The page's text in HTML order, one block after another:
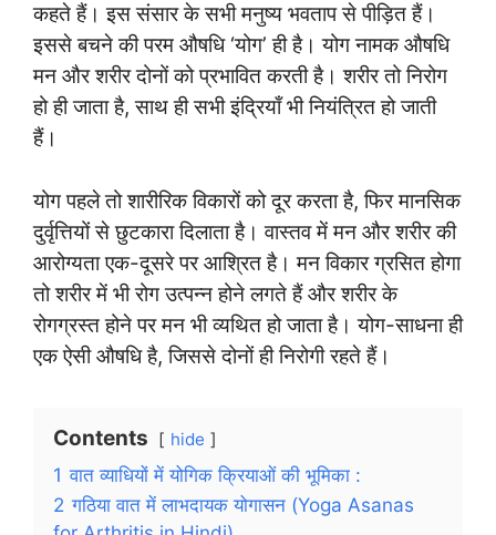
कहते हैं। इस संसार के सभी मनुष्य भवताप से पीड़ित हैं।
इससे बचने की परम औषधि ‘योग’ ही है। योग नामक औषधि
मन और शरीर दोनों को प्रभावित करती है। शरीर तो निरोग
हो ही जाता है, साथ ही सभी इंद्रियाँ भी नियंत्रित हो जाती
हैं।
योग पहले तो शारीरिक विकारों को दूर करता है, फिर मानसिक
दुर्वृत्तियों से छुटकारा दिलाता है। वास्तव में मन और शरीर की
आरोग्यता एक-दूसरे पर आश्रित है। मन विकार ग्रसित होगा
तो शरीर में भी रोग उत्पन्न होने लगते हैं और शरीर के
रोगग्रस्त होने पर मन भी व्यथित हो जाता है। योग-साधना ही
एक ऐसी औषधि है, जिससे दोनों ही निरोगी रहते हैं।
Contents hide
1 वात व्याधियों में योगिक क्रियाओं की भूमिका :
2 गठिया वात में लाभदायक योगासन (Yoga Asanas